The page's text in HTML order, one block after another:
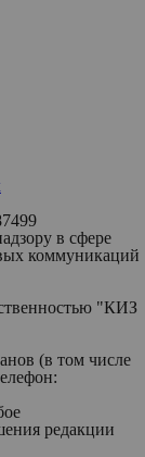
в сфере
коммуникаций
"КИЗ
(в том числе
редакции